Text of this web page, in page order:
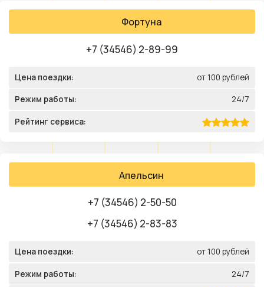
Фортуна
+7 (34546) 2-89-99
Цена поездки: от 100 рублей
Режим работы: 24/7
Рейтинг сервиса:
Апельсин
+7 (34546) 2-50-50
+7 (34546) 2-83-83
Цена поездки: от 100 рублей
Режим работы: 24/7